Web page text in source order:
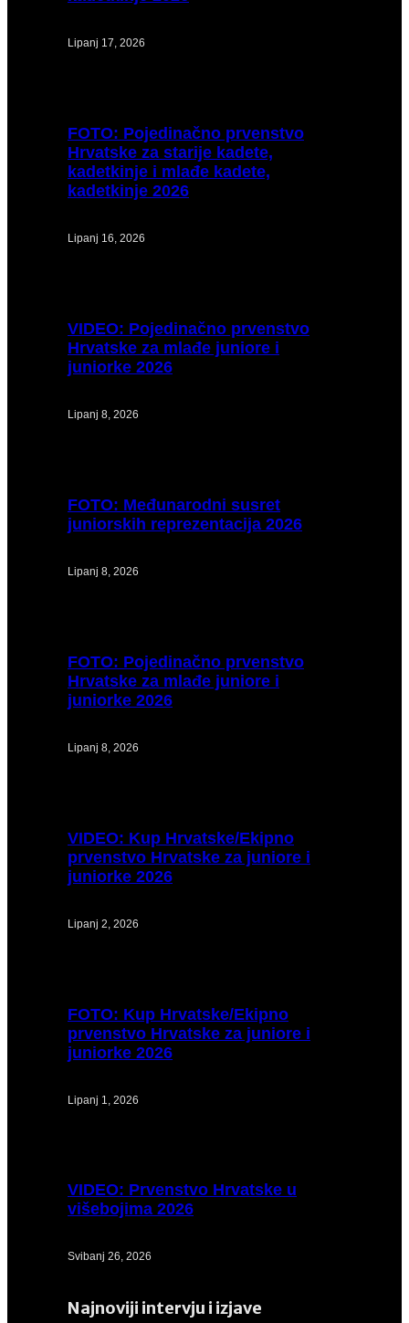
Lipanj 17, 2026
FOTO: Pojedinačno prvenstvo
Hrvatske za starije kadete,
kadetkinje i mlađe kadete,
kadetkinje 2026
Lipanj 16, 2026
VIDEO: Pojedinačno prvenstvo
Hrvatske za mlađe juniore i
juniorke 2026
Lipanj 8, 2026
FOTO: Međunarodni susret
juniorskih reprezentacija 2026
Lipanj 8, 2026
FOTO: Pojedinačno prvenstvo
Hrvatske za mlađe juniore i
juniorke 2026
Lipanj 8, 2026
VIDEO: Kup Hrvatske/Ekipno
prvenstvo Hrvatske za juniore i
juniorke 2026
Lipanj 2, 2026
FOTO: Kup Hrvatske/Ekipno
prvenstvo Hrvatske za juniore i
juniorke 2026
Lipanj 1, 2026
VIDEO: Prvenstvo Hrvatske u
višebojima 2026
Svibanj 26, 2026
Najnoviji intervju i izjave